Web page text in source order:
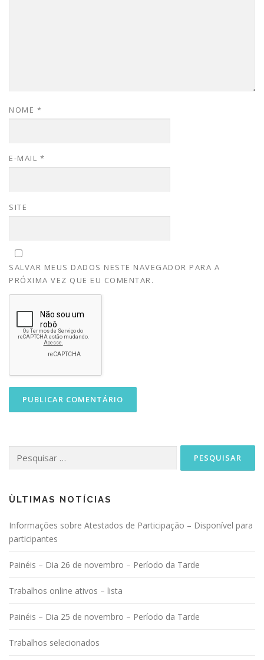
NOME *
E-MAIL *
SITE
SALVAR MEUS DADOS NESTE NAVEGADOR PARA A
PRÓXIMA VEZ QUE EU COMENTAR.
por:
ÙLTIMAS NOTÍCIAS
Informações sobre Atestados de Participação – Disponível para
participantes
Painéis – Dia 26 de novembro – Período da Tarde
Trabalhos online ativos – lista
Painéis – Dia 25 de novembro – Período da Tarde
Trabalhos selecionados